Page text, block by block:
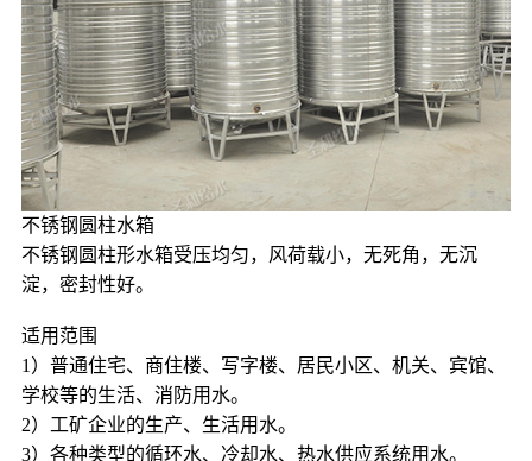
不锈钢圆柱水箱
不锈钢圆柱形水箱受压均匀，风荷载小，无死角，无沉
淀，密封性好。
适用范围
1）普通住宅、商住楼、写字楼、居民小区、机关、宾馆、
学校等的生活、消防用水。
2）工矿企业的生产、生活用水。
3）各种类型的循环水、冷却水、热水供应系统用水。